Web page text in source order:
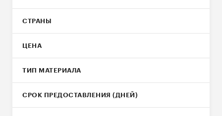
СТРАНЫ
ЦЕНА
ТИП МАТЕРИАЛА
СРОК ПРЕДОСТАВЛЕНИЯ (ДНЕЙ)